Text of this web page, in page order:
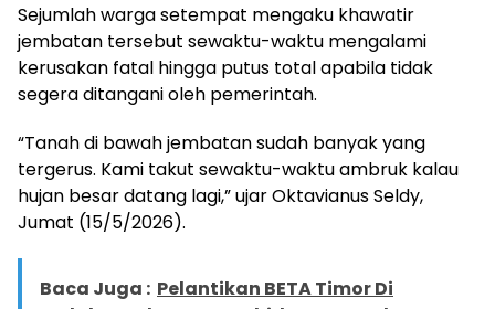
Sejumlah warga setempat mengaku khawatir
jembatan tersebut sewaktu-waktu mengalami
kerusakan fatal hingga putus total apabila tidak
segera ditangani oleh pemerintah.
“Tanah di bawah jembatan sudah banyak yang
tergerus. Kami takut sewaktu-waktu ambruk kalau
hujan besar datang lagi,” ujar Oktavianus Seldy,
Jumat (15/5/2026).
Baca Juga : Pelantikan BETA Timor Di